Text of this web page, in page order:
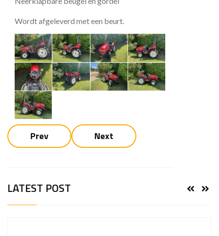
Wordt afgeleverd met een beurt.
Prev Next
LATEST POST